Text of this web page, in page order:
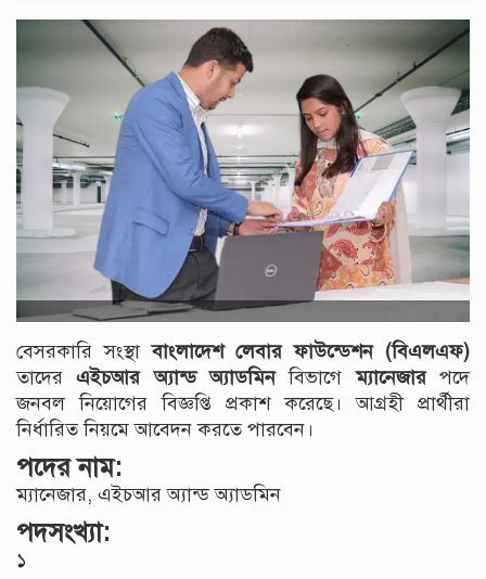
বেসরকারি সংস্থাবাংলাদেশ লেবার ফাউন্ডেশন (বিএলএফ)
তাদেরএইচআর অ্যান্ড অ্যাডমিনবিভাগেম্যানেজারপদে
জনবল নিয়োগের বিজ্ঞপ্তি প্রকাশ করেছে। আগ্রহী প্রার্থীরা
নির্ধারিত নিয়মে আবেদন করতে পারবেন।
পদের নাম:
ম্যানেজার, এইচআর অ্যান্ড অ্যাডমিন
পদসংখ্যা:
১